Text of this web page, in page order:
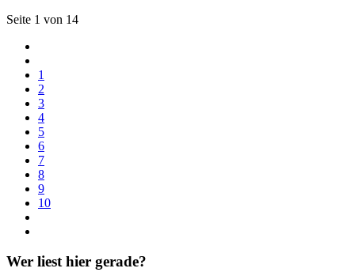
Seite 1 von 14
1
2
3
4
5
6
7
8
9
10
Wer liest hier gerade?